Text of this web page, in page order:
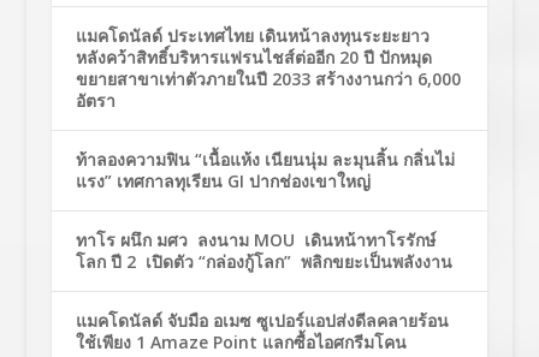
แมคโดนัลด์ ประเทศไทย เดินหน้าลงทุนระยะยาว
หลังคว้าสิทธิ์บริหารแฟรนไชส์ต่ออีก 20 ปี ปักหมุด
ขยายสาขาเท่าตัวภายในปี 2033 สร้างงานกว่า 6,000
อัตรา
ท้าลองความฟิน “เนื้อแห้ง เนียนนุ่ม ละมุนลิ้น กลิ่นไม่
แรง” เทศกาลทุเรียน GI ปากช่องเขาใหญ่
ทาโร ผนึก มศว ลงนาม MOU เดินหน้าทาโรรักษ์
โลก ปี 2 เปิดตัว “กล่องกู้โลก” พลิกขยะเป็นพลังงาน
แมคโดนัลด์ จับมือ อเมซ ซูเปอร์แอปส่งดีลคลายร้อน
ใช้เพียง 1 Amaze Point แลกซื้อไอศกรีมโคน